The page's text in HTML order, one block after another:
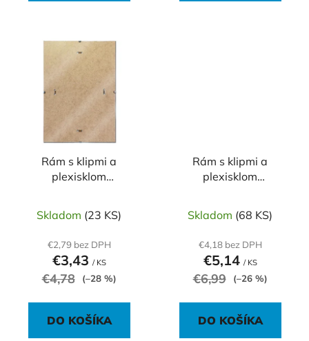
Rám s klipmi a
plexisklom
Skladom (23 KS)
€2,79 bez DPH
€3,43 / KS
€4,78 (–28 %)
DO KOŠÍKA
Rám s klipmi a
plexisklom
Skladom (68 KS)
€4,18 bez DPH
€5,14 / KS
€6,99 (–26 %)
DO KOŠÍKA